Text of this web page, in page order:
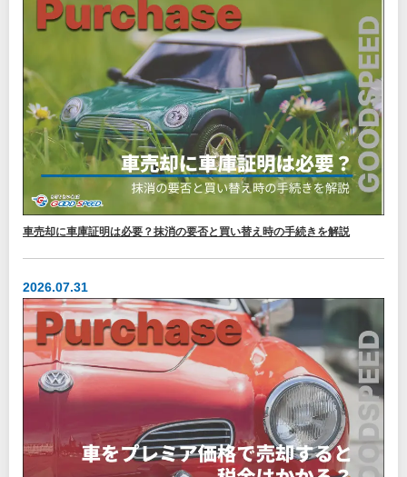
車売却に車庫証明は必要？抹消の要否と買い替え時の手続きを解説
2026.07.31